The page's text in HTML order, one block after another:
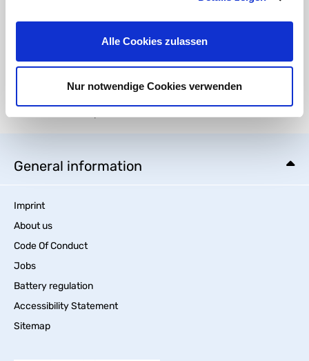
Alle Cookies zulassen
Nur notwendige Cookies verwenden
Kontakt:
Media
General information
Imprint
About us
Code Of Conduct
Jobs
Battery regulation
Accessibility Statement
Sitemap